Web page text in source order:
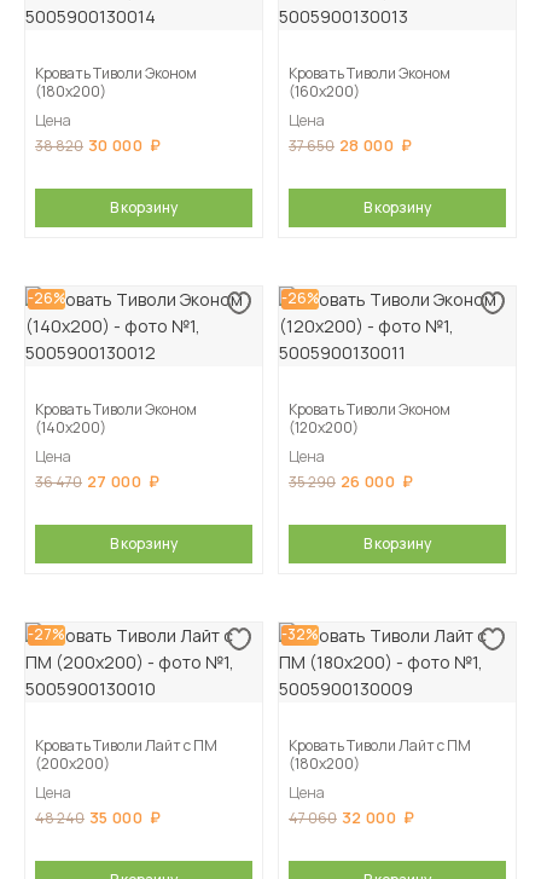
Кровать Тиволи Эконом
(180х200)
Цена
38 820 30 000
В корзину
Кровать Тиволи Эконом
(160х200)
Цена
37 650 28 000
В корзину
-26%
Кровать Тиволи Эконом
(140х200)
Цена
36 470 27 000
В корзину
-26%
Кровать Тиволи Эконом
(120х200)
Цена
35 290 26 000
В корзину
-27%
Кровать Тиволи Лайт с ПМ
(200х200)
Цена
48 240 35 000
-32%
Кровать Тиволи Лайт с ПМ
(180х200)
Цена
47 060 32 000